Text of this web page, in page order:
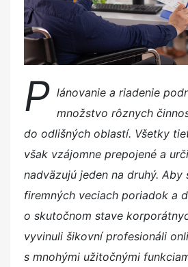
P lánovanie a riadenie
množstvo rôznych
do odlišných oblastí. Všetky
však vzájomne prepojené a
nadväzujú jeden na druhý. Aby
firemných veciach poriadok a
o skutočnom stave
vyvinuli šikovní profesionáli
s mnohými užitočnými